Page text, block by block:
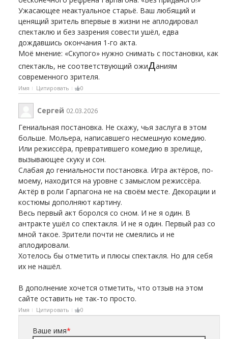
Ужасающее неактуальное старьё. Ваш любящий и
ценящий зритель впервые в жизни не аплодировал
спектаклю и без зазрения совести ушёл, едва
дождавшись окончания 1-го акта.
Моё мнение: «Скупого» нужно снимать с постановки, как
спектакль, не соответствующий ожиданиям
современного зрителя.
Имя Цитировать 0
Сергей 02.03.2026
Гениальная постановка. Не скажу, чья заслуга в этом
больше. Мольера, написавшего несмешную комедию.
Или режиссёра, превратившего комедию в зрелище,
вызывающее скуку и сон.
Слабая до гениальности постановка. Игра актёров, по-
моему, находится на уровне с замыслом режиссёра.
Актёр в роли Гарпагона не на своём месте. Декорации и
костюмы дополняют картину.
Весь первый акт боролся со сном. И не я один. В
антракте ушёл со спектакля. И не я один. Первый раз со
мной такое. Зрители почти не смеялись и не
аплодировали.
Хотелось бы отметить и плюсы спектакля. Но для себя
их не нашёл.
В дополнение хочется отметить, что отзыв на этом
сайте оставить не так-то просто.
Имя Цитировать 0
Ваше имя*